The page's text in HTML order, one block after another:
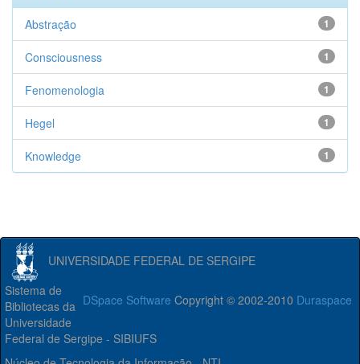
1
Abstração
1
Consciousness
1
Fenomenologia
1
Hegel
1
Knowledge
UNIVERSIDADE FEDERAL DE SERGIPE
DSpace Software Copyright © 2002-2010 Duraspace
Sistema de
Bibliotecas da
Universidade
Federal de Sergipe - SIBIUFS